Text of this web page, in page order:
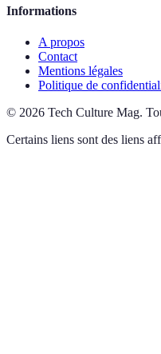
Informations
A propos
Contact
Mentions légales
Politique de
© 2026 Tech Culture Mag.
Certains liens sont des liens